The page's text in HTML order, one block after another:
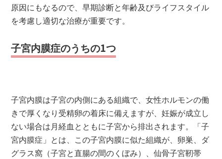
原因にもなるので、早期診断と年齢及びライフスタイル
を考慮し適切な治療が重要です。
子宮内膜症のうちの1つ
子宮内膜は子宮の内側にある組織で、女性ホルモンの働
きで厚くなり受精卵の着床に備えますが、妊娠が成立し
ない場合は月経血とともに子宮から排出されます。「子
宮内膜症」とは、この子宮内膜に似た組織が、卵巣、ダ
グラス窩（子宮と直腸の間のくぼみ）、仙骨子宮靭帯